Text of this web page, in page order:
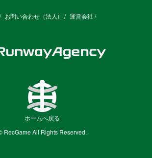
お問い合わせ（法人） 運営会社
ホームへ戻る
RecGame All Rights Reserved.